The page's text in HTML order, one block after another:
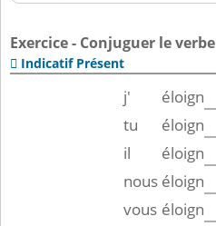
Exercice - Conjuguer le verbe
 Indicatif Présent
j'
éloign
tu
éloign
il
éloign
nous éloign
vous éloign